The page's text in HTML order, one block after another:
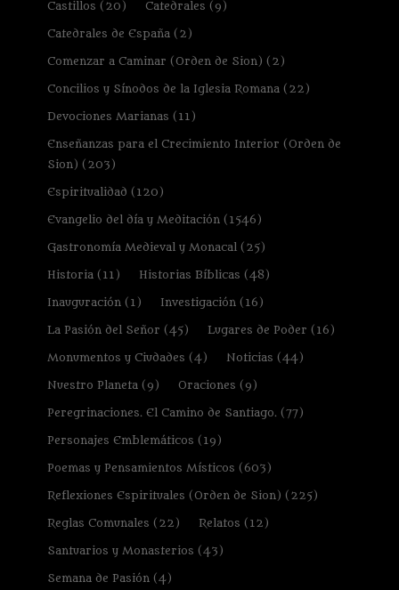
Castillos (20) Catedrales (9)
Catedrales de España(2)
Comenzar a Caminar (Orden de Sion) (2)
Concilios y Sínodos de la Iglesia Romana(22)
Devociones Marianas (11)
Enseñanzas para el Crecimiento Interior (Orden de
Sion) (203)
Espiritualidad (120)
Evangelio del día y Meditación(1546)
Gastronomía Medieval y Monacal(25)
Historia(11) Historias Bíblicas (48)
Inauguración(1) Investigación(16)
La Pasión del Señor (45) Lugares de Poder (16)
Monumentos y Ciudades (4) Noticias (44)
Nuestro Planeta(9) Oraciones (9)
Peregrinaciones. El Camino de Santiago.(77)
Personajes Emblemáticos (19)
Poemas y Pensamientos Místicos (603)
Reflexiones Espirituales (Orden de Sion) (225)
Reglas Comunales (22) Relatos (12)
Santuarios y Monasterios (43)
Semana de Pasión(4)